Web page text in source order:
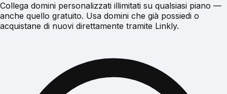
Collega domini personalizzati illimitati su qualsiasi piano —
anche quello gratuito. Usa domini che già possiedi o
acquistane di nuovi direttamente tramite Linkly.